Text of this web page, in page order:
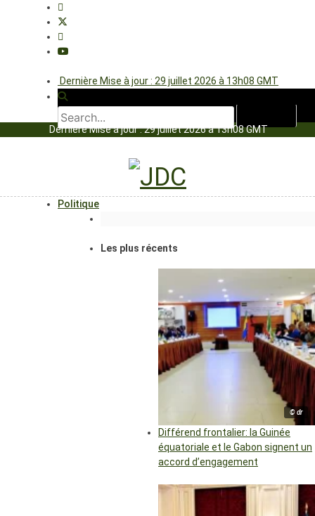
Dernière Mise à jour : 29 juillet 2026 à 13h08 GMT
Dernière Mise à jour : 29 juillet 2026 à 13h08 GMT
Politique
Les plus récents
© dr
Différend frontalier: la Guinée
équatoriale et le Gabon signent un
accord d’engagement